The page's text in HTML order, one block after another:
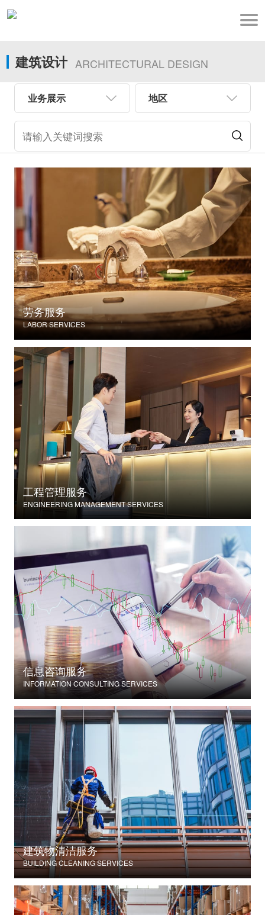
建筑设计 ARCHITECTURAL DESIGN
业务展示 地区
劳务服务
LABOR SERVICES
工程管理服务
ENGINEERING MANAGEMENT SERVICES
信息咨询服务
INFORMATION CONSULTING SERVICES
建筑物清洁服务
BUILDING CLEANING SERVICES